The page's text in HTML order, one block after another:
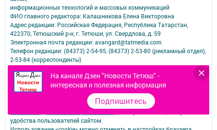
На канале Дзен "Новости Тетюш" -
интересная и полезная информация
Подпишитесь
информационных технологий и массовых коммуникаций
ФИО главного редактора: Калашникова Елена Викторовна
Адрес редакции: Российская Федерация, Республика Татарстан,
422370, Тетюшский р-н, г. Тетюши, ул. Свердлова, д. 59
Электронная почта редакции: avangard@tatmedia.com
Телефон редакции: (84373) 2-54-95, (84373) 2-53-80 (рекламный отдел),
2-53-84 (корреспонденты)
сетевое издание
Учредитель СМИ: АО «ТАТМЕДИА»
Антикоррупционная политика
удобства пользователей сайтом.